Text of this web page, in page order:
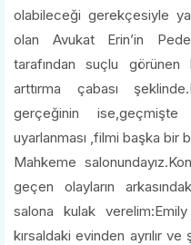
olabileceği gerekçesiyle
olan Avukat Erin’in
tarafından suçlu görünen
arttırma çabası
gerçeğinin
uyarlanması ,filmi başka bir
Mahkeme
geçen olayların
salona kulak
kırsaldaki evinden ayrılır